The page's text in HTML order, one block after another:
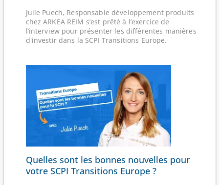
Julie Puech, Responsable développement produits
chez ARKEA REIM s’est prêté à l’exercice de
l’interview pour présenter les différentes manières
d'investir dans la SCPI Transitions Europe.
Quelles sont les bonnes nouvelles pour
votre SCPI Transitions Europe ?